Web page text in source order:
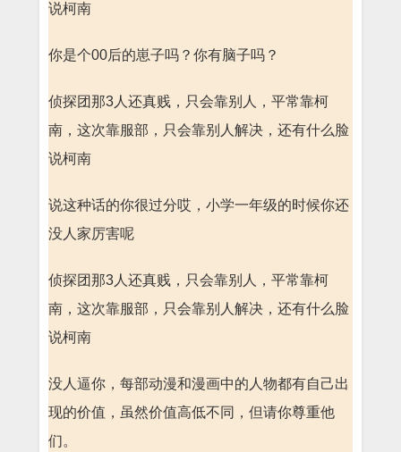
说柯南
你是个00后的崽子吗？你有脑子吗？
侦探团那3人还真贱，只会靠别人，平常靠柯
南，这次靠服部，只会靠别人解决，还有什么脸
说柯南
说这种话的你很过分哎，小学一年级的时候你还
没人家厉害呢
侦探团那3人还真贱，只会靠别人，平常靠柯
南，这次靠服部，只会靠别人解决，还有什么脸
说柯南
没人逼你，每部动漫和漫画中的人物都有自己出
现的价值，虽然价值高低不同，但请你尊重他
们。